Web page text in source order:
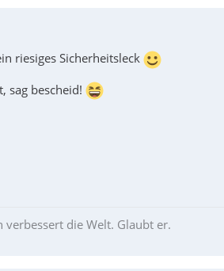
riesiges Sicherheitsleck
sag bescheid!
die Welt. Glaubt er.